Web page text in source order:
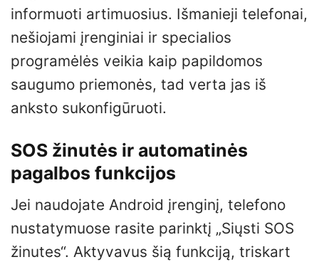
informuoti artimuosius. Išmanieji telefonai,
nešiojami įrenginiai ir specialios
programėlės veikia kaip papildomos
saugumo priemonės, tad verta jas iš
anksto sukonfigūruoti.
SOS žinutės ir automatinės
pagalbos funkcijos
Jei naudojate Android įrenginį, telefono
nustatymuose rasite parinktį „Siųsti SOS
žinutes“. Aktyvavus šią funkciją, triskart